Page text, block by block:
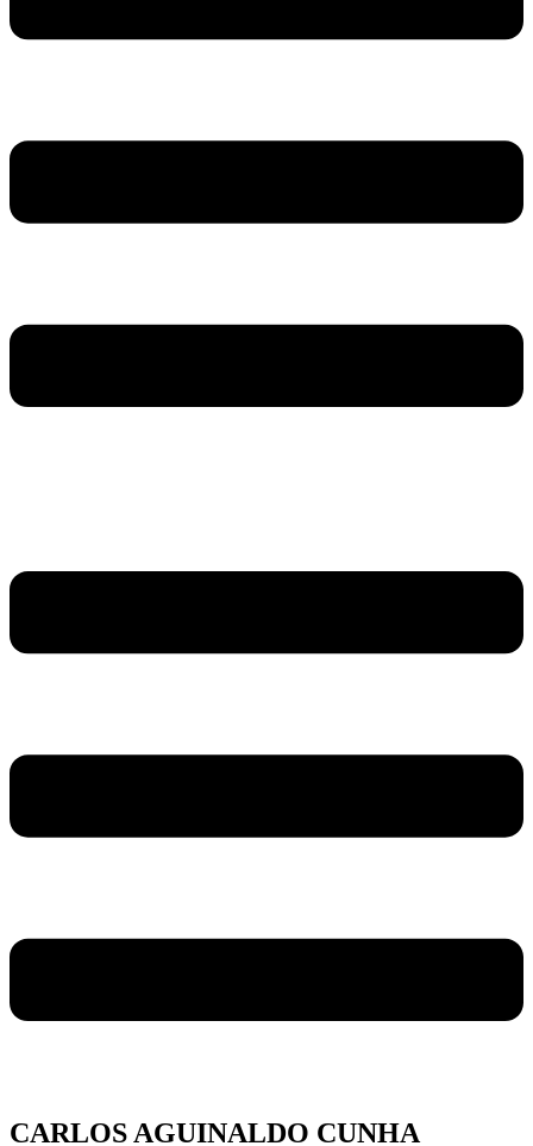
CARLOS AGUINALDO CUNHA